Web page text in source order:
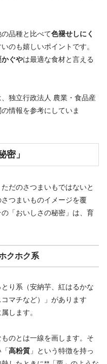
品種と比べて色褪せしにく
のも嬉しいポイントです。
かぐやは最適な食材と言える
独立行政法人 農業・食品産
情報を参考にしていま
密」
だのさつまいもではないと
つまいものイメージを覆
「おいしさの秘密」は、育
クホク系
り系（安納芋、紅はるかな
マチなど）」があります
します。
のとは一線を画します。そ
高粉質 」という特徴を持っ